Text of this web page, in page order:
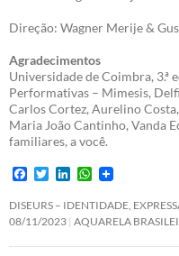
Direção: Wagner Merije &
Agradecimentos
Universidade de Coimbra, 3.ª
Performativas – Mimesis,
Carlos Cortez, Aurelino
Maria João Cantinho, Vanda
familiares, a você.
F
c
e
b
o
T
i
t
t
e
n
k
e
d
W
a
t
s
A
DISEURS – IDENTIDADE,
08/11/2023 AQUARELA